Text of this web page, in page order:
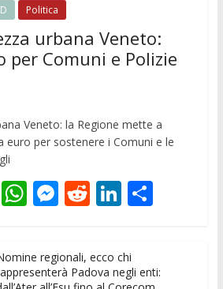
Politica
urbana Veneto:
per Comuni e Polizie
Veneto: la Regione mette a
euro per sostenere i Comuni e le
m
W
h
s
M
e
e
R
e
di
Li
n
e
C
di
regionali, ecco chi
Padova negli enti: